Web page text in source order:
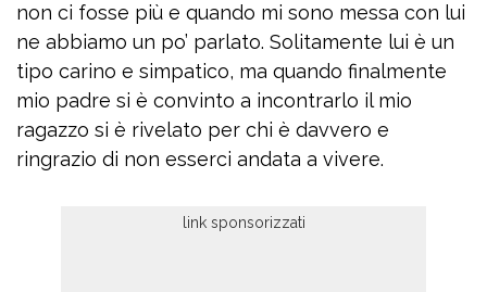
non ci fosse più e quando mi sono messa con lui
ne abbiamo un po’ parlato. Solitamente lui è un
tipo carino e simpatico, ma quando finalmente
mio padre si è convinto a incontrarlo il mio
ragazzo si è rivelato per chi è davvero e
ringrazio di non esserci andata a vivere.